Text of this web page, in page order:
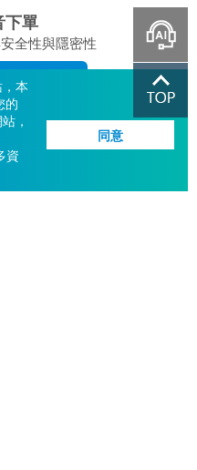
智能客服
下單
全性與隱密性
專頁
本
的
，
資
同意